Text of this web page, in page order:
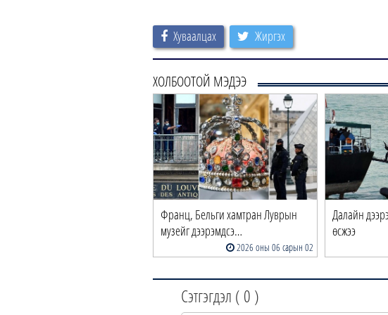
Хуваалцах Жиргэх
ХОЛБООТОЙ МЭДЭЭ
Франц, Бельги хамтран Луврын
музейг дээрэмдсэ…
2026 оны 06 сарын 02
Далайн
өсжээ
Сэтгэгдэл ( 0 )